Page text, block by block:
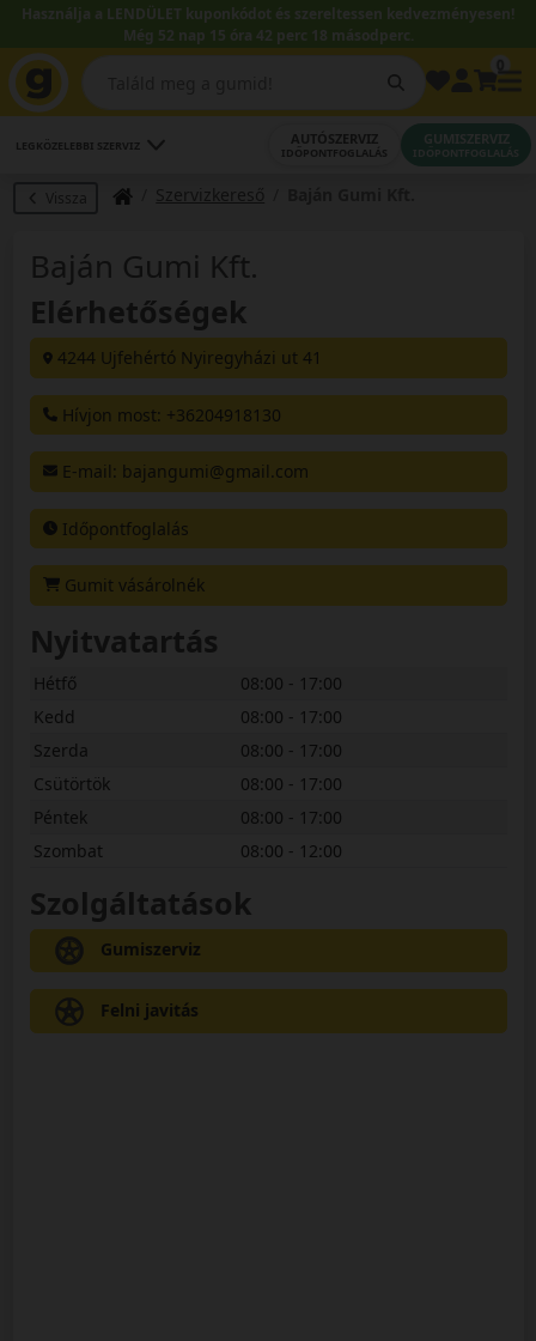
Használja a LENDÜLET kuponkódot és szereltessen kedvezményesen!
Még 52 nap 15 óra 42 perc 17 másodperc.
LEGKÖZELEBBI SZERVIZ AUTÓSZERVIZ
IDŐPONTFOGLALÁS
GUMISZERVIZ
IDŐPONTFOGLALÁS
Vissza Szervizkereső
Baján Gumi Kft.
Elérhetőségek
4244 Ujfehértó Nyiregyházi ut 41
Hívjon most: +36204918130
E-mail: bajangumi@gmail.com
Időpontfoglalás
Gumit vásárolnék
Nyitvatartás
Hétfő
08:00 - 17:00
Kedd
08:00 - 17:00
Szerda
08:00 - 17:00
Csütörtök
08:00 - 17:00
Péntek
08:00 - 17:00
Szombat
08:00 - 12:00
Szolgáltatások
Gumiszerviz
Felni javitás